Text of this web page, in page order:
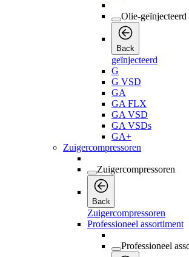
Olie-geïnjecteerd
Back
geïnjecteerd
G
G VSD
GA
GA FLX
GA VSD
GA VSDs
GA+
Zuigercompressoren
Zuigercompressoren
Back
Zuigercompressoren
Professioneel assortiment
Professioneel